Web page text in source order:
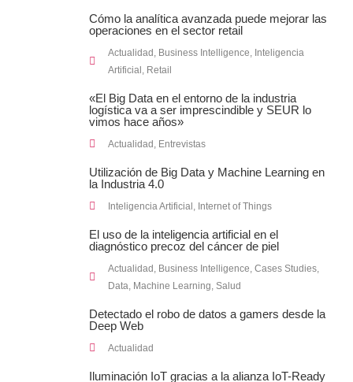
Cómo la analítica avanzada puede mejorar las
operaciones en el sector retail
Actualidad Business Intelligence Inteligencia
Artificial Retail
«El Big Data en el entorno de la industria
logística va a ser imprescindible y SEUR lo
vimos hace años»
Actualidad Entrevistas
Utilización de Big Data y Machine Learning en
la Industria 4.0
Inteligencia Artificial, Internet of Things
El uso de la inteligencia artificial en el
diagnóstico precoz del cáncer de piel
Actualidad , Business Intelligence, Cases Studies,
Data, Machine Learning, Salud
Detectado el robo de datos a gamers desde la
Deep Web
Actualidad
Iluminación IoT gracias a la alianza IoT-Ready